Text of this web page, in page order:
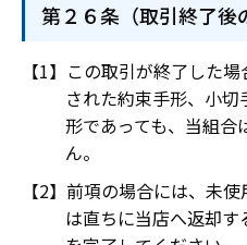
第２６条（取引終了後
この取引が終了した
された約束手形、小
形であっても、当組合
ん。
前項の場合には、未
は直ちに当店へ返却